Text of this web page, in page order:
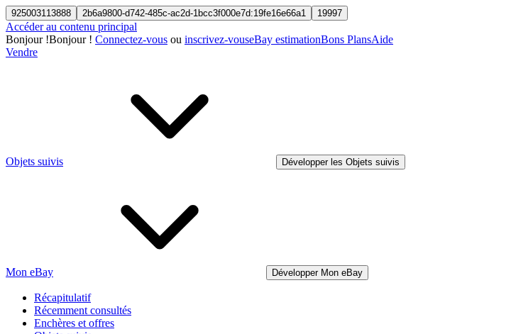
925003113888 2b6a9800-d742-485c-ac2d-1bcc3f000e7d:19fe16e66a1 19997
Accéder au contenu principal
Bonjour !Bonjour ! Connectez-vous ou inscrivez-vouseBay estimationBons PlansAide
Vendre
Objets suivis Développer les Objets suivis
Mon eBay Développer Mon eBay
Récapitulatif
Récemment consultés
Enchères et offres